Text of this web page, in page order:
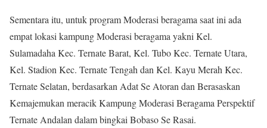
Sementara itu, untuk program Moderasi beragama saat ini ada
empat lokasi kampung Moderasi beragama yakni Kel.
Sulamadaha Kec. Ternate Barat, Kel. Tubo Kec. Ternate Utara,
Kel. Stadion Kec. Ternate Tengah dan Kel. Kayu Merah Kec.
Ternate Selatan, berdasarkan Adat Se Atoran dan Berasaskan
Kemajemukan meracik Kampung Moderasi Beragama Perspektif
Ternate Andalan dalam bingkai Bobaso Se Rasai.